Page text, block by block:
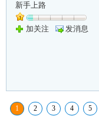
新手上路
加关注 发消息
1 2 3 4 5